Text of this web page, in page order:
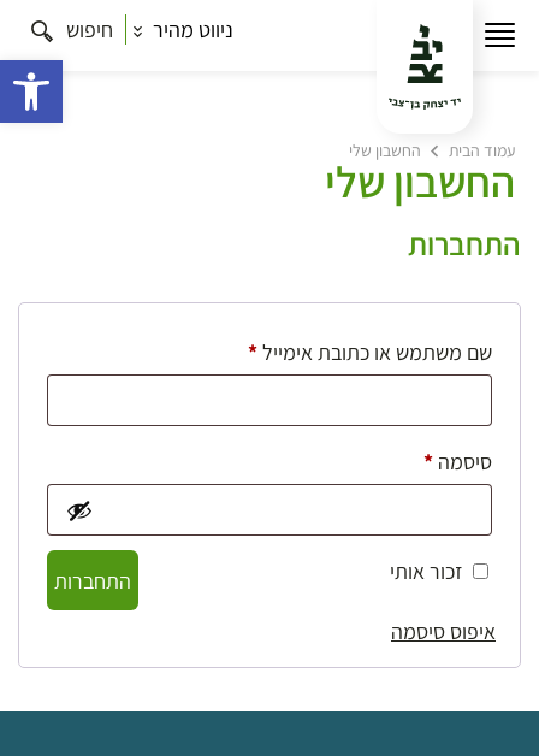
ניווט מהיר חיפוש
עמוד הבית החשבון שלי
החשבון שלי
התחברות
שם משתמש או כתובת אימייל*חובה
סיסמה *חובה
זכור אותי
התחברות
איפוס סיסמה